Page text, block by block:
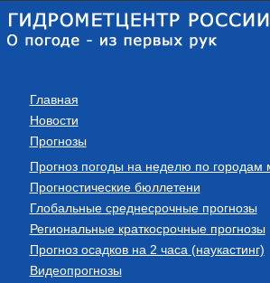
Главная
Новости
Прогнозы
Прогноз погоды на неделю по городам
Прогностические бюллетени
Глобальные среднесрочные прогнозы
Региональные краткосрочные прогнозы
Прогноз осадков на 2 часа (наукастинг)
Видеопрогнозы